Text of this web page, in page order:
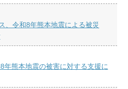
、令和8年熊本地震による被災
年熊本地震の被害に対する支援に